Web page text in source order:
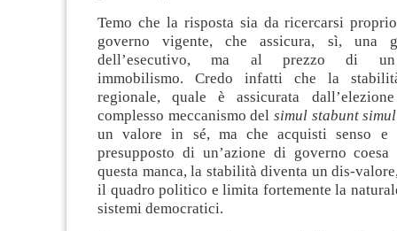
Temo che la risposta sia da ricercarsi
governo vigente, che assicura, sì, una
dell’esecutivo, ma al prezzo di un
immobilismo. Credo infatti che la
regionale,quale è assicurata
complesso meccanismo del simul stabunt
un valore in sé, ma che acquisti senso e
presupposto di un’azione di governo
questa manca, la stabilità diventa un dis-
il quadro politico e limita fortemente la
sistemi democratici.